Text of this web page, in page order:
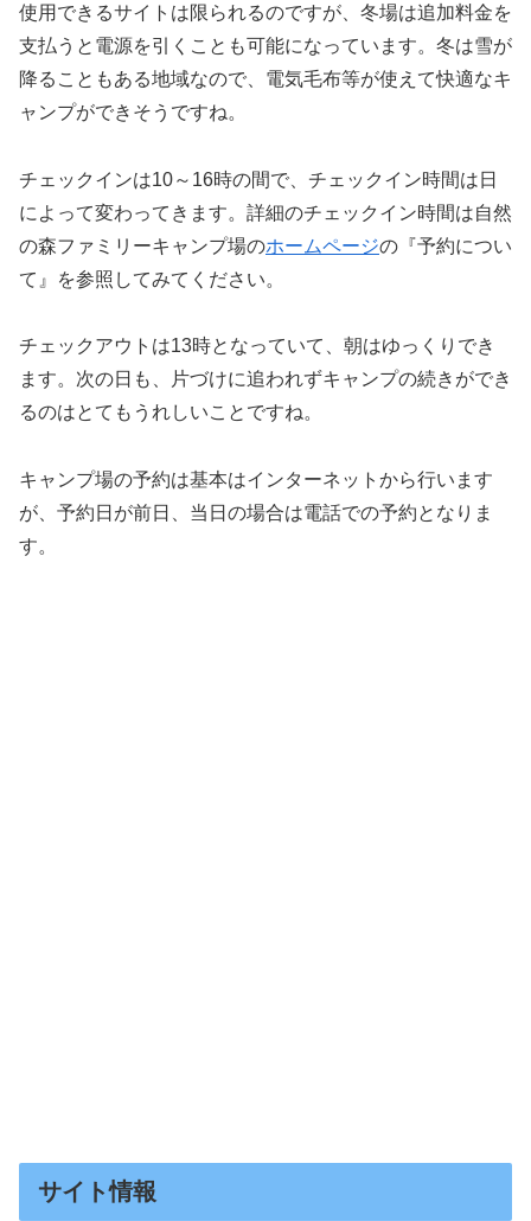
使用できるサイトは限られるのですが、冬場は追加料金を
支払うと電源を引くことも可能になっています。冬は雪が
降ることもある地域なので、電気毛布等が使えて快適なキ
ャンプができそうですね。
チェックインは10～16時の間で、チェックイン時間は日
によって変わってきます。詳細のチェックイン時間は自然
の森ファミリーキャンプ場のホームページの『予約につい
て』を参照してみてください。
チェックアウトは13時となっていて、朝はゆっくりでき
ます。次の日も、片づけに追われずキャンプの続きができ
るのはとてもうれしいことですね。
キャンプ場の予約は基本はインターネットから行います
が、予約日が前日、当日の場合は電話での予約となりま
す。
サイト情報